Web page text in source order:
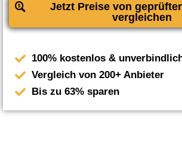
Jetzt Preise von
vergleichen
100% kostenlos &
Vergleich von 200+ Anbieter
Bis zu 63% sparen